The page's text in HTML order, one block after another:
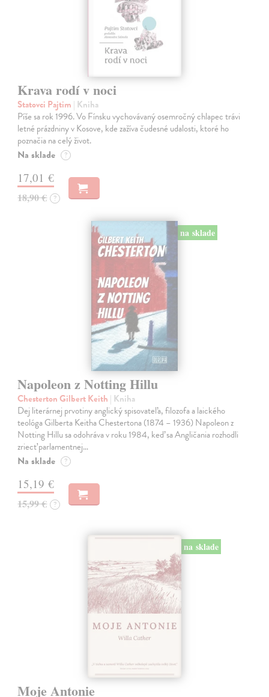
Krava rodí v noci
Statovci Pajtim | Kniha
Píše sa rok 1996. Vo Fínsku vychovávaný osemročný chlapec trávi
letné prázdniny v Kosove, kde zažíva čudesné udalosti, ktoré ho
poznačia na celý život.
Na sklade ?
17,01 €
18,90 € ?
na sklade
Napoleon z Notting Hillu
Chesterton Gilbert Keith | Kniha
Dej literárnej prvotiny anglický spisovateľa, filozofa a laického
teológa Gilberta Keitha Chestertona (1874 – 1936) Napoleon z
Notting Hillu sa odohráva v roku 1984, keď sa Angličania rozhodli
zriecť parlamentnej…
Na sklade ?
15,19 €
15,99 € ?
na sklade
Moje Antonie